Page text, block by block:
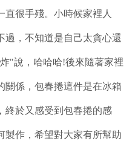
直很手殘。小時候家裡人
過，不知道是自己太貪心還
"說，哈哈哈!後來隨著家裡
關係，包春捲這件是在冰箱
終於又感受到包春捲的感
製作，希望對大家有所幫助